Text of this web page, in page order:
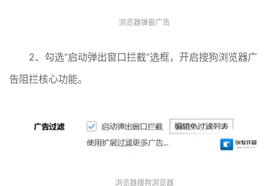
浏览器弹窗广告
2、勾选“启动弹出窗口拦截”选框，开启搜狗浏览器广
告阻拦核心功能。
浏览器搜狗浏览器